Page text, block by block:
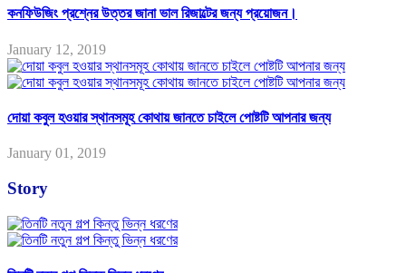
কনফিউজিং প্রশ্নের উত্তর জানা ভাল রিজাল্টের জন্য প্রয়োজন।
January 12, 2019
দোয়া কবুল হওয়ার স্থানসমূহ কোথায় জানতে চাইলে পোষ্টটি আপনার জন্য
January 01, 2019
Story